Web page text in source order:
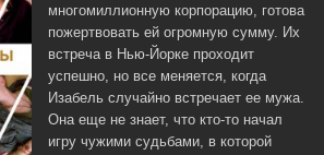
многомиллионную корпорацию, готова
пожертвовать ей огромную сумму. Их
встреча в Нью-Йорке проходит
успешно, но все меняется, когда
Изабель случайно встречает ее мужа.
Она еще не знает, что кто-то начал
игру чужими судьбами, в которой